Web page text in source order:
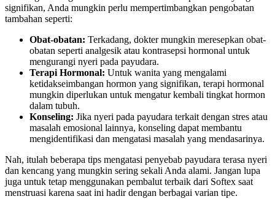
signifikan, Anda mungkin perlu mempertimbangkan pengobatan
tambahan seperti:
Obat-obatan: Terkadang, dokter mungkin meresepkan obat-
obatan seperti analgesik atau kontrasepsi hormonal untuk
mengurangi nyeri pada payudara.
Terapi Hormonal: Untuk wanita yang mengalami
ketidakseimbangan hormon yang signifikan, terapi hormonal
mungkin diperlukan untuk mengatur kembali tingkat hormon
dalam tubuh.
Konseling: Jika nyeri pada payudara terkait dengan stres atau
masalah emosional lainnya, konseling dapat membantu
mengidentifikasi dan mengatasi masalah yang mendasarinya.
Nah, itulah beberapa tips mengatasi penyebab payudara terasa nyeri
dan kencang yang mungkin sering sekali Anda alami. Jangan lupa
juga untuk tetap menggunakan pembalut terbaik dari Softex saat
menstruasi karena saat ini hadir dengan berbagai varian tipe.